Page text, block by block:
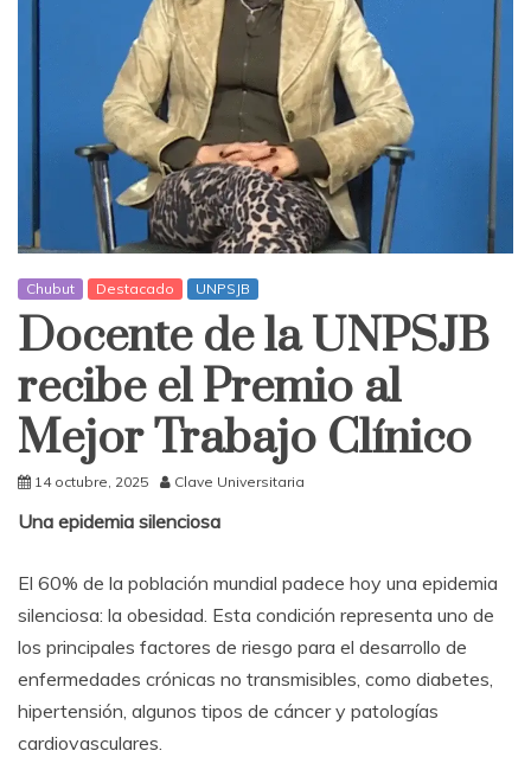
Chubut Destacado UNPSJB
Docente de la UNPSJB
recibe el Premio al
Mejor Trabajo Clínico
14 octubre, 2025 Clave Universitaria
Una epidemia silenciosa
El 60% de la población mundial padece hoy una epidemia
silenciosa: la obesidad. Esta condición representa uno de
los principales factores de riesgo para el desarrollo de
enfermedades crónicas no transmisibles, como diabetes,
hipertensión, algunos tipos de cáncer y patologías
cardiovasculares.